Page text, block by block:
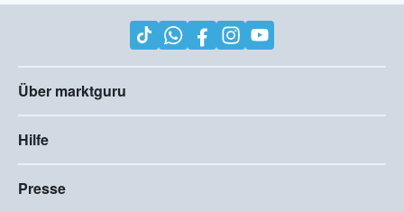
Über marktguru
Hilfe
Presse